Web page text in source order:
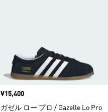
価格
¥15,400
ガゼル ロー プロ / Gazelle Lo Pro